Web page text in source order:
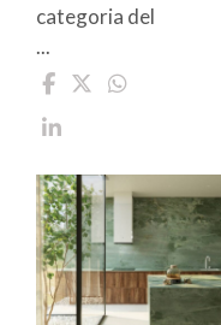
categoria del
...